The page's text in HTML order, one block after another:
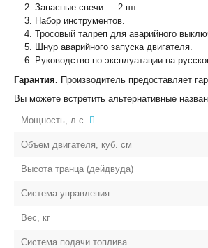
Запасные свечи ― 2 шт.
Набор инструментов.
Тросовый талреп для аварийного
Шнур аварийного запуска двигателя.
Руководство по эксплуатации на
Гарантия. Производитель предоставляет
Вы можете встретить альтернативные
Мощность, л.с.
Объем двигателя, куб. см
Высота транца (дейдвуда)
Система управления
Вес, кг
Система подачи топлива